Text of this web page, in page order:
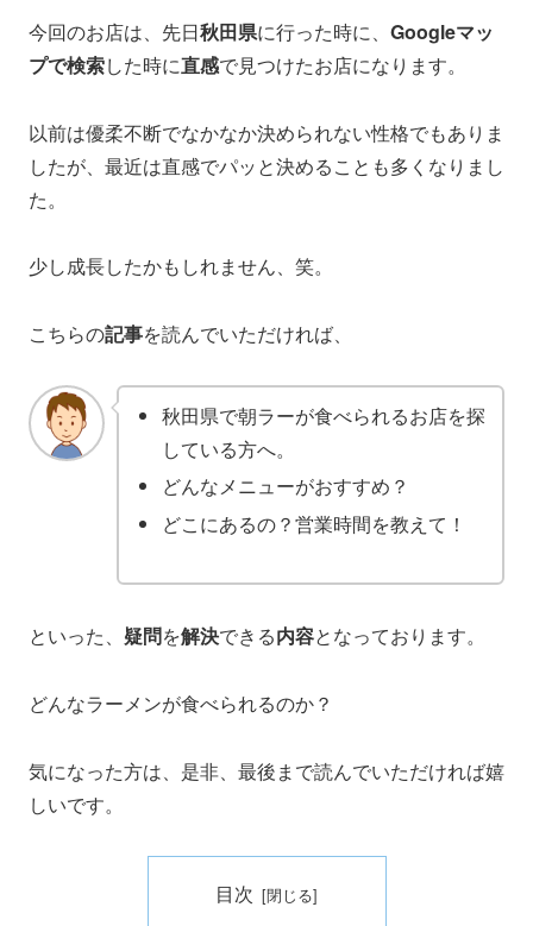
今回のお店は、先日秋田県に行った時に、 Googleマッ
プで検索した時に直感で見つけたお店になります。
以前は優柔不断でなかなか決められない性格でもありま
したが、最近は直感でパッと決めることも多くなりまし
た。
少し成長したかもしれません、笑。
こちらの記事を読んでいただければ、
秋田県で朝ラーが食べられるお店を探
している方へ。
どんなメニューがおすすめ？
どこにあるの？営業時間を教えて！
といった、 疑問を解決できる内容となっております。
どんなラーメンが食べられるのか？
気になった方は、是非、最後まで読んでいただければ嬉
しいです。
目次